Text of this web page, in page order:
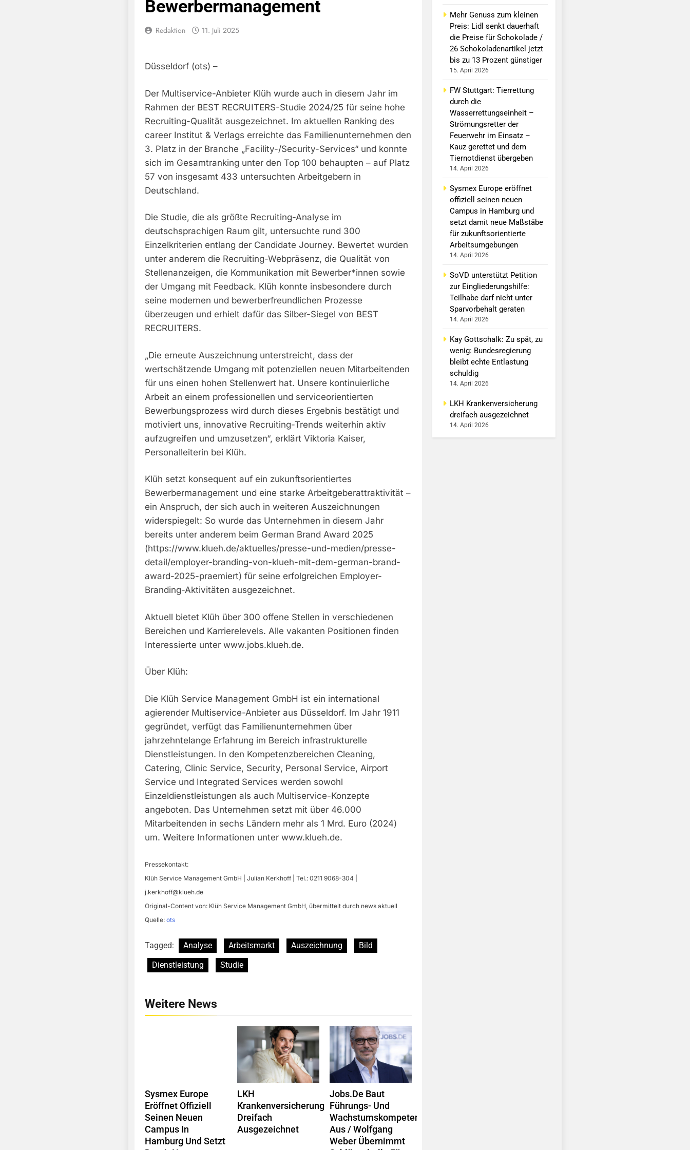
Bewerbermanagement
Redaktion 11. Juli 2025
Düsseldorf (ots) –
Der Multiservice-Anbieter Klüh wurde auch in diesem Jahr im
Rahmen der BEST RECRUITERS-Studie 2024/25 für seine hohe
Recruiting-Qualität ausgezeichnet. Im aktuellen Ranking des
career Institut & Verlags erreichte das Familienunternehmen den
3. Platz in der Branche „Facility-/Security-Services“ und konnte
sich im Gesamtranking unter den Top 100 behaupten – auf Platz
57 von insgesamt 433 untersuchten Arbeitgebern in
Deutschland.
Die Studie, die als größte Recruiting-Analyse im
deutschsprachigen Raum gilt, untersuchte rund 300
Einzelkriterien entlang der Candidate Journey. Bewertet wurden
unter anderem die Recruiting-Webpräsenz, die Qualität von
Stellenanzeigen, die Kommunikation mit Bewerber*innen sowie
der Umgang mit Feedback. Klüh konnte insbesondere durch
seine modernen und bewerberfreundlichen Prozesse
überzeugen und erhielt dafür das Silber-Siegel von BEST
RECRUITERS.
„Die erneute Auszeichnung unterstreicht, dass der
wertschätzende Umgang mit potenziellen neuen Mitarbeitenden
für uns einen hohen Stellenwert hat. Unsere kontinuierliche
Arbeit an einem professionellen und serviceorientierten
Bewerbungsprozess wird durch dieses Ergebnis bestätigt und
motiviert uns, innovative Recruiting-Trends weiterhin aktiv
aufzugreifen und umzusetzen“, erklärt Viktoria Kaiser,
Personalleiterin bei Klüh.
Klüh setzt konsequent auf ein zukunftsorientiertes
Bewerbermanagement und eine starke Arbeitgeberattraktivität –
ein Anspruch, der sich auch in weiteren Auszeichnungen
widerspiegelt: So wurde das Unternehmen in diesem Jahr
bereits unter anderem beim German Brand Award 2025
(https://www.klueh.de/aktuelles/presse-und-medien/presse-
detail/employer-branding-von-klueh-mit-dem-german-brand-
award-2025-praemiert) für seine erfolgreichen Employer-
Branding-Aktivitäten ausgezeichnet.
Aktuell bietet Klüh über 300 offene Stellen in verschiedenen
Bereichen und Karrierelevels. Alle vakanten Positionen finden
Interessierte unter www.jobs.klueh.de.
Über Klüh:
Die Klüh Service Management GmbH ist ein international
agierender Multiservice-Anbieter aus Düsseldorf. Im Jahr 1911
gegründet, verfügt das Familienunternehmen über
jahrzehntelange Erfahrung im Bereich infrastrukturelle
Dienstleistungen. In den Kompetenzbereichen Cleaning,
Catering, Clinic Service, Security, Personal Service, Airport
Service und Integrated Services werden sowohl
Einzeldienstleistungen als auch Multiservice-Konzepte
angeboten. Das Unternehmen setzt mit über 46.000
Mitarbeitenden in sechs Ländern mehr als 1 Mrd. Euro (2024)
um. Weitere Informationen unter www.klueh.de.
Pressekontakt:
Klüh Service Management GmbH | Julian Kerkhoff | Tel.: 0211 9068-304 |
j.kerkhoff@klueh.de
Original-Content von: Klüh Service Management GmbH, übermittelt durch news aktuell
Quelle: ots
Tagged: Analyse Arbeitsmarkt Auszeichnung
Bild
Dienstleistung
Studie
Weitere News
Sysmex Europe
Eröffnet Offiziell
Seinen Neuen
Campus In
Hamburg Und Setzt
LKH
Krankenversicherung
Dreifach
Ausgezeichnet
Jobs.de Baut
Führungs- Und
Wachstumskompetenz
Aus / Wolfgang
Weber Übernimmt
Mehr Genuss zum kleinen
Preis: Lidl senkt dauerhaft
die Preise für Schokolade /
26 Schokoladenartikel jetzt
bis zu 13 Prozent günstiger
15. April 2026
FW Stuttgart: Tierrettung
durch die
Wasserrettungseinheit –
Strömungsretter der
Feuerwehr im Einsatz –
Kauz gerettet und dem
Tiernotdienst übergeben
14. April 2026
Sysmex Europe eröffnet
offiziell seinen neuen
Campus in Hamburg und
setzt damit neue Maßstäbe
für zukunftsorientierte
Arbeitsumgebungen
14. April 2026
SoVD unterstützt Petition
zur Eingliederungshilfe:
Teilhabe darf nicht unter
Sparvorbehalt geraten
14. April 2026
Kay Gottschalk: Zu spät, zu
wenig: Bundesregierung
bleibt echte Entlastung
schuldig
14. April 2026
LKH Krankenversicherung
dreifach ausgezeichnet
14. April 2026